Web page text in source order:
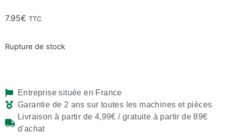
7.95€ TTC
Rupture de stock
Entreprise située en France
Garantie de 2 ans sur toutes les machines et pièces
Livraison à partir de 4,99€ / gratuite à partir de 89€
d'achat